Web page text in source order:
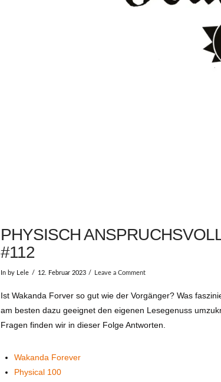
PHYSISCH
#112
In by Lele 12. Februar 2023 Leave a Comment
Ist Wakanda Forver so gut wie der Vorgänger? Was
am besten dazu geeignet den eigenen Lesegenuss
Fragen finden wir in dieser Folge Antworten.
Wakanda Forever
Physical 100